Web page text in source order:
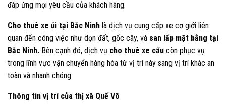
đáp ứng mọi yêu cầu của khách hàng.
Cho thuê xe ủi tại Bắc Ninh là dịch vụ cung cấp xe cơ giới liên
quan đến công việc như dọn đất, gốc cây, và san lấp mặt bằng tại
Bắc Ninh. Bên cạnh đó, dịch vụ cho thuê xe cẩu còn phục vụ
trong lĩnh vực vận chuyển hàng hóa từ vị trí này sang vị trí khác an
toàn và nhanh chóng.
Thông tin vị trí của thị xã Quế Võ